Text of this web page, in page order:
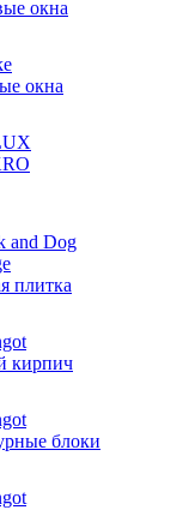
окна
окна
and Dog
плитка
кирпич
блоки